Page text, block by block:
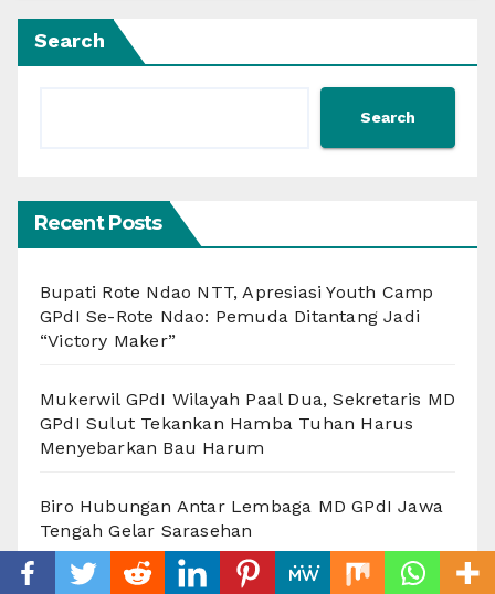
Search
Search
Recent Posts
Bupati Rote Ndao NTT, Apresiasi Youth Camp
GPdI Se-Rote Ndao: Pemuda Ditantang Jadi
“Victory Maker”
Mukerwil GPdI Wilayah Paal Dua, Sekretaris MD
GPdI Sulut Tekankan Hamba Tuhan Harus
Menyebarkan Bau Harum
Biro Hubungan Antar Lembaga MD GPdI Jawa
Tengah Gelar Sarasehan
Semakin Solid, Seru Dan Penuh Canda Tawa